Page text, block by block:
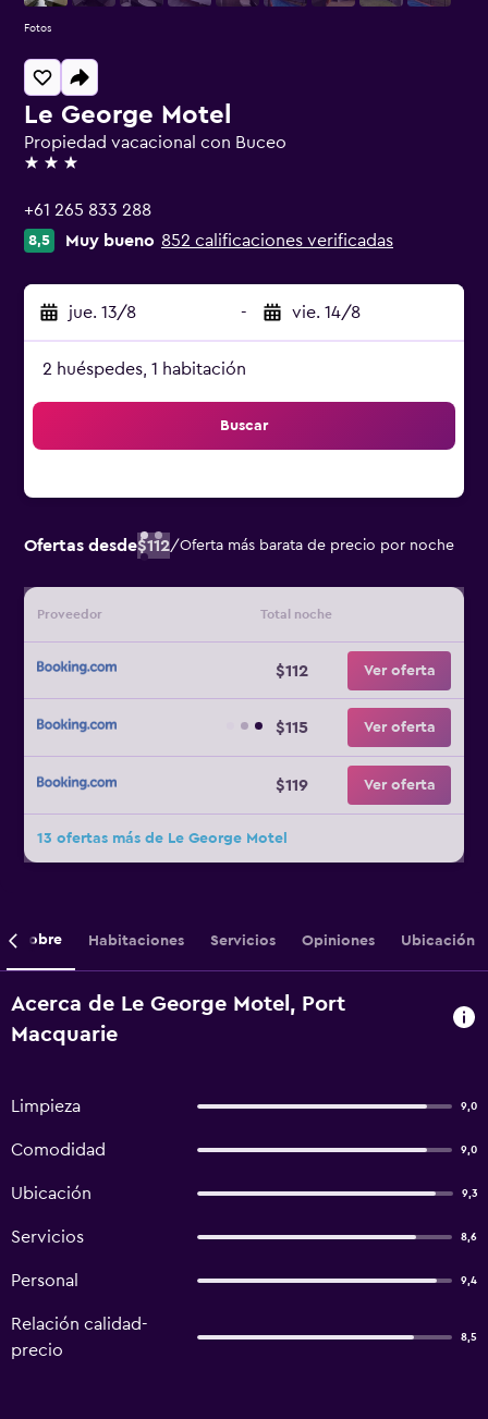
Le George Motel
Propiedad vacacional con Buceo
3 estrellas
+61 265 833 288
8,5 Muy bueno 852 calificaciones verificadas
jue. 13/8 - vie. 14/8
2 huéspedes, 1 habitación
Buscar
Ofertas desde$112/Oferta más barata de precio por noche
Proveedor Total noche
$112 Ver oferta
$115 Ver oferta
$119 Ver oferta
13 ofertas más de Le George Motel
Fotos
Sobre Habitaciones Servicios Opiniones Ubicación
Acerca de Le George Motel, Port
Macquarie
Limpieza 9,0
Comodidad 9,0
Ubicación 9,3
Servicios 8,6
Personal 9,4
Relación calidad-
precio
8,5